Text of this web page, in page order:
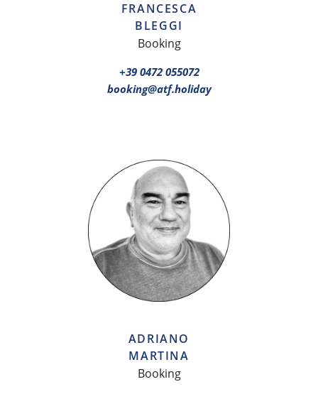
FRANCESCA
BLEGGI
Booking
+39 0472 055072
booking@atf.holiday
ADRIANO
MARTINA
Booking